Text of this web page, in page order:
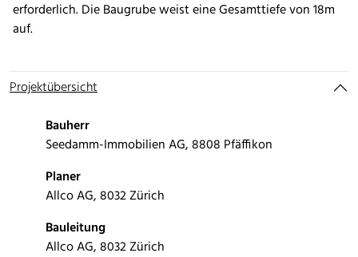
erforderlich. Die Baugrube weist eine Gesamttiefe von 18m
auf.
Projektübersicht
Bauherr
Seedamm-Immobilien AG, 8808 Pfäffikon
Planer
Allco AG, 8032 Zürich
Bauleitung
Allco AG, 8032 Zürich